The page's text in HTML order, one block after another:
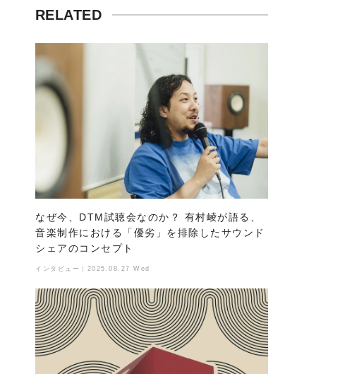
RELATED
なぜ今、DTM試聴会なのか？ 有村崚が語る、
音楽制作における「優劣」を排除したサウンド
シェアのコンセプト
インタビュー｜2025.08.27 Wed